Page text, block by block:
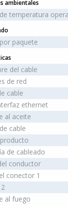
ambientales
temperatura
paquete
del cable
de red
cable
ethernet
al aceite
cable
de cableado
conductor
conector 1
al fuego